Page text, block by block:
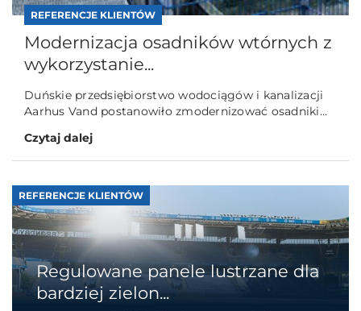
REFERENCJE KLIENTÓW
Modernizacja osadników wtórnych z
wykorzystanie...
Duńskie przedsiębiorstwo wodociągów i kanalizacji
Aarhus Vand postanowiło zmodernizować osadniki...
Czytaj dalej
REFERENCJE KLIENTÓW
Regulowane panele lustrzane dla
bardziej zielon...